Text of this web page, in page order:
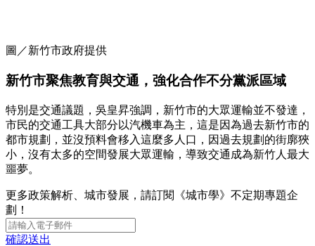
圖／新竹市政府提供
新竹市聚焦教育與交通，強化合作不分黨派區域
特別是交通議題，吳皇昇強調，新竹市的大眾運輸並不發達，
市民的交通工具大部分以汽機車為主，這是因為過去新竹市的
都市規劃，並沒預料會移入這麼多人口，因過去規劃的街廓狹
小，沒有太多的空間發展大眾運輸，導致交通成為新竹人最大
噩夢。
更多政策解析、城市發展，請訂閱《城市學》不定期專題企
劃！
確認送出